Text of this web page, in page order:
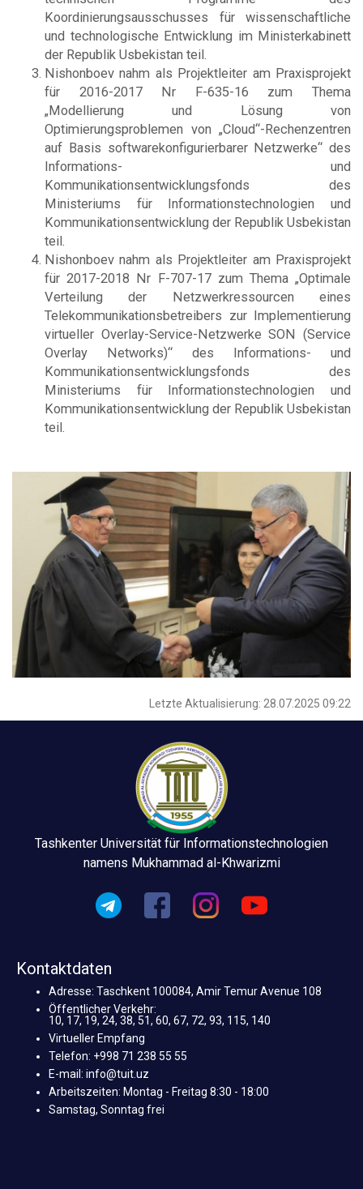
Koordinierungsausschusses für wissenschaftliche
und technologische Entwicklung im Ministerkabinett
der Republik Usbekistan teil.
Nishonboev nahm als Projektleiter am Praxisprojekt
für 2016-2017 Nr F-635-16 zum Thema
„Modellierung und Lösung von
Optimierungsproblemen von „Cloud“-Rechenzentren
auf Basis softwarekonfigurierbarer Netzwerke“ des
Informations- und
Kommunikationsentwicklungsfonds des
Ministeriums für Informationstechnologien und
Kommunikationsentwicklung der Republik Usbekistan
teil.
Nishonboev nahm als Projektleiter am Praxisprojekt
für 2017-2018 Nr F-707-17 zum Thema „Optimale
Verteilung der Netzwerkressourcen eines
Telekommunikationsbetreibers zur Implementierung
virtueller Overlay-Service-Netzwerke SON (Service
Overlay Networks)“ des Informations- und
Kommunikationsentwicklungsfonds des
Ministeriums für Informationstechnologien und
Kommunikationsentwicklung der Republik Usbekistan
teil.
Letzte Aktualisierung: 28.07.2025 09:22
Tashkenter Universität für Informationstechnologien
namens Mukhammad al-Khwarizmi
Kontaktdaten
Adresse: Taschkent 100084, Amir Temur Avenue 108
Öffentlicher Verkehr:
10, 17, 19, 24, 38, 51, 60, 67, 72, 93, 115, 140
Virtueller Empfang
Telefon: +998 71 238 55 55
E-mail: info@tuit.uz
Arbeitszeiten: Montag - Freitag 8:30 - 18:00
Samstag, Sonntag frei